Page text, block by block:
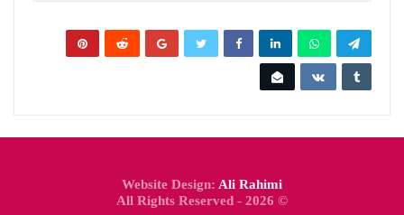
Website Design: Ali Rahimi
© 2026 - All Rights Reserved